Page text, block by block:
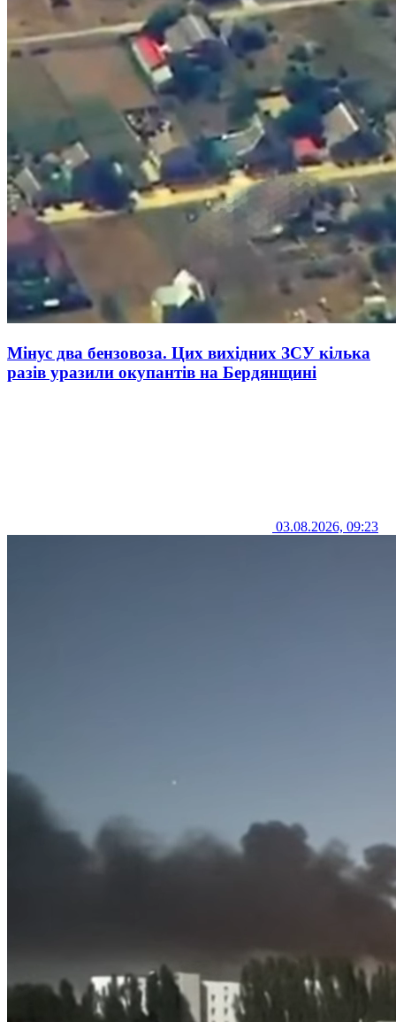
Мінус два бензовоза. Цих вихідних ЗСУ кілька
разів уразили окупантів на Бердянщині
03.08.2026, 09:23